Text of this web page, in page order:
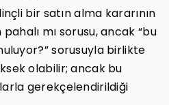
bir satın alma kararının
mı sorusu, ancak “bu
sorusuyla birlikte
olabilir; ancak bu
gerekçelendirildiği